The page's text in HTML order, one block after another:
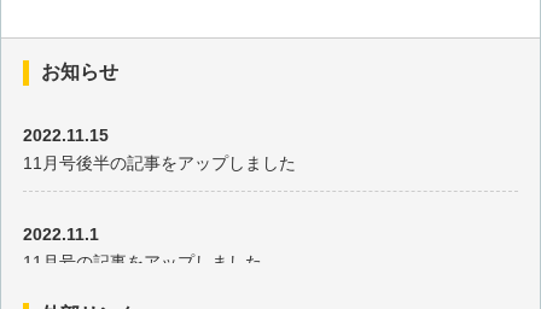
JA6GXP 浅井渉さん
JH9FEH 高村浩之さん
JK1DRV・JS2JZH 吉田侑大さん
お知らせ
2022.11.15
11月号後半の記事をアップしました
2022.11.1
11月号の記事をアップしました